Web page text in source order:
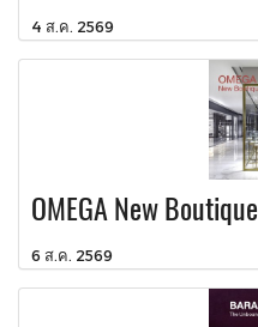
4 ส.ค. 2569
OMEGA New Boutique
6 ส.ค. 2569